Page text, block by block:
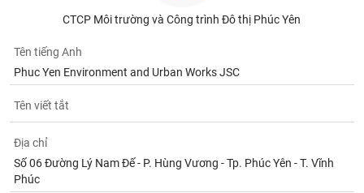
CTCP Môi trường và Công trình Đô thị Phúc Yên
Tên tiếng Anh
Phuc Yen Environment and Urban Works JSC
Tên viết tắt
Địa chỉ
Số 06 Đường Lý Nam Đế - P. Hùng Vương - Tp. Phúc Yên - T. Vĩnh
Phúc
cụ
đầu
Truyền
thông